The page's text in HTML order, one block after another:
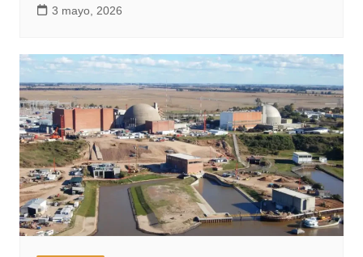
3 mayo, 2026